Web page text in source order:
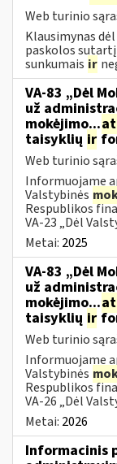
Web turinio
Klausimynas
paskolos
sunkumais ir
VA-83 „Dėl
už
mokėjimo...
taisyklių ir
Web turinio
Informuojame
Valstybinės
Respublikos
VA-23 „Dėl
Metai: 2025
VA-83 „Dėl
už
mokėjimo...
taisyklių ir
Web turinio
Informuojame
Valstybinės
Respublikos
VA-26 „Dėl
Metai: 2026
Informacinis